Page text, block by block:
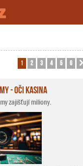
videa
1 2 3 4 5 6
- oči kasina
zajišťují miliony.